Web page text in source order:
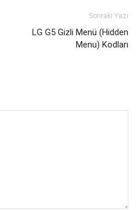
Sonraki Yazı
LG G5 Gizli Menü (Hidden
Menu) Kodları